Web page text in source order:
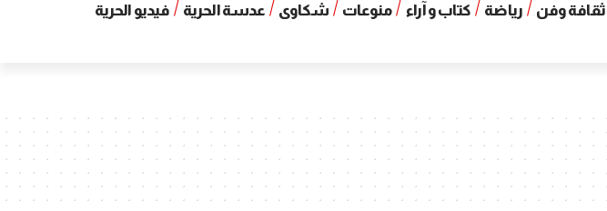
ثقافة وفن رياضة كتاب و آراء منوعات شكاوى عدسة الحرية
فيديو الحرية